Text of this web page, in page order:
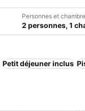
Personnes et
2 personnes, 1
Petit déjeuner inclus